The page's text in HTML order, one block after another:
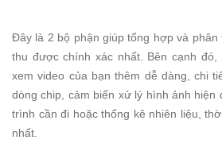
Đây là 2 bộ phận giúp tổng hợp và
thu được chính xác nhất. Bên cạnh
xem video của bạn thêm dễ dàng, chi
dòng chip, cảm biến xử lý hình ảnh hiện
trình cần đi hoặc thống kê nhiên liệu,
nhất.